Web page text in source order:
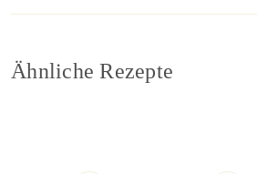
Ähnliche Rezepte